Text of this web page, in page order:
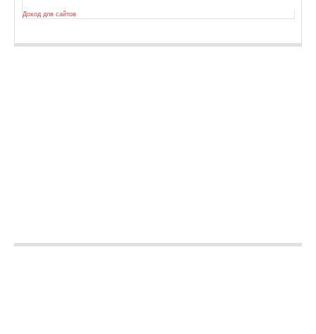
Доход для сайтов